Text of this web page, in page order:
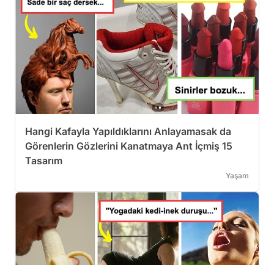
Hangi Kafayla Yapıldıklarını Anlayamasak da
Görenlerin Gözlerini Kanatmaya Ant İçmiş 15
Tasarım
Yaşam